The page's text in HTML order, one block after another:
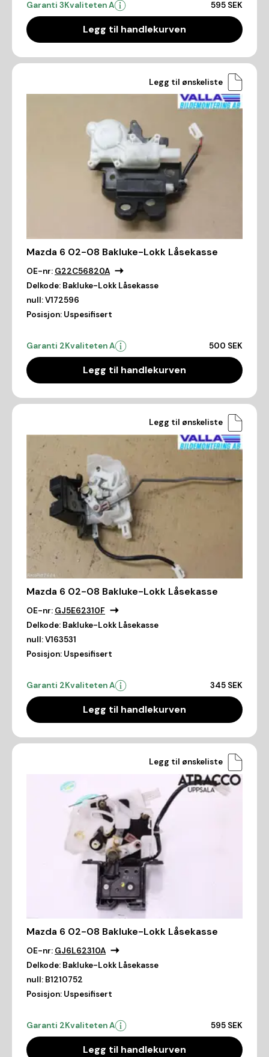
Garanti 3Kvaliteten A 595 SEK
Legg til handlekurven
Legg til ønskeliste
Mazda 6 02-08 Bakluke-Lokk Låsekasse
OE-nr: G22C56820A
Delkode: Bakluke-Lokk Låsekasse
null:V172596
Posisjon: Uspesifisert
Garanti 2Kvaliteten A 500 SEK
Legg til handlekurven
Legg til ønskeliste
Mazda 6 02-08 Bakluke-Lokk Låsekasse
OE-nr: GJ5E62310F
Delkode: Bakluke-Lokk Låsekasse
null:V163531
Posisjon: Uspesifisert
Garanti 2Kvaliteten A 345 SEK
Legg til handlekurven
Legg til ønskeliste
Mazda 6 02-08 Bakluke-Lokk Låsekasse
OE-nr: GJ6L62310A
Delkode: Bakluke-Lokk Låsekasse
null: B1210752
Posisjon: Uspesifisert
Garanti 2Kvaliteten A 595 SEK
Legg til handlekurven